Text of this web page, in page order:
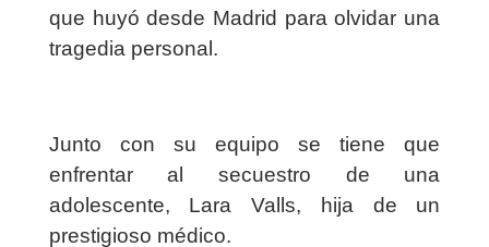
que huyó desde Madrid para olvidar una
tragedia personal.
Junto con su equipo se tiene que
enfrentar al secuestro de una
adolescente, Lara Valls, hija de un
prestigioso médico.